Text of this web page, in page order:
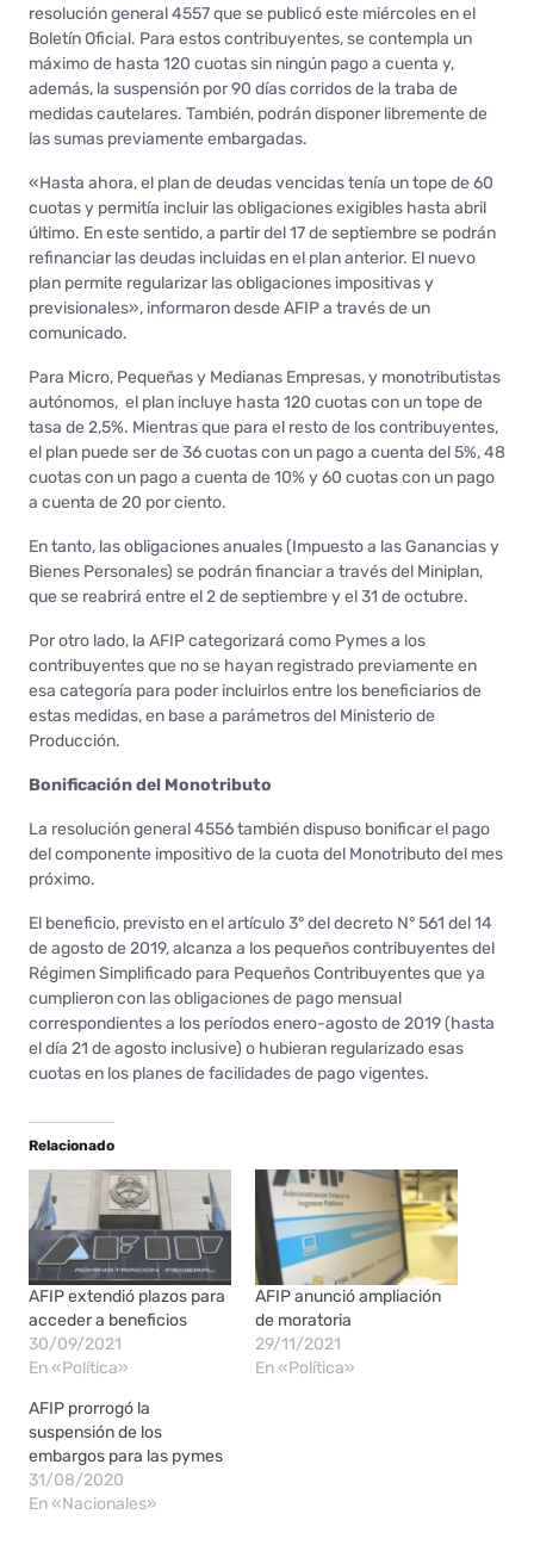
resolución general 4557 que se publicó este miércoles en el
Boletín Oficial. Para estos contribuyentes, se contempla un
máximo de hasta 120 cuotas sin ningún pago a cuenta y,
además, la suspensión por 90 días corridos de la traba de
medidas cautelares. También, podrán disponer libremente de
las sumas previamente embargadas.
«Hasta ahora, el plan de deudas vencidas tenía un tope de 60
cuotas y permitía incluir las obligaciones exigibles hasta abril
último. En este sentido, a partir del 17 de septiembre se podrán
refinanciar las deudas incluidas en el plan anterior. El nuevo
plan permite regularizar las obligaciones impositivas y
previsionales», informaron desde AFIP a través de un
comunicado.
Para Micro, Pequeñas y Medianas Empresas, y monotributistas
autónomos, el plan incluye hasta 120 cuotas con un tope de
tasa de 2,5%. Mientras que para el resto de los contribuyentes,
el plan puede ser de 36 cuotas con un pago a cuenta del 5%, 48
cuotas con un pago a cuenta de 10% y 60 cuotas con un pago
a cuenta de 20 por ciento.
En tanto, las obligaciones anuales (Impuesto a las Ganancias y
Bienes Personales) se podrán financiar a través del Miniplan,
que se reabrirá entre el 2 de septiembre y el 31 de octubre.
Por otro lado, la AFIP categorizará como Pymes a los
contribuyentes que no se hayan registrado previamente en
esa categoría para poder incluirlos entre los beneficiarios de
estas medidas, en base a parámetros del Ministerio de
Producción.
Bonificación del Monotributo
La resolución general 4556 también dispuso bonificar el pago
del componente impositivo de la cuota del Monotributo del mes
próximo.
El beneficio, previsto en el artículo 3° del decreto N° 561 del 14
de agosto de 2019, alcanza a los pequeños contribuyentes del
Régimen Simplificado para Pequeños Contribuyentes que ya
cumplieron con las obligaciones de pago mensual
correspondientes a los períodos enero-agosto de 2019 (hasta
el día 21 de agosto inclusive) o hubieran regularizado esas
cuotas en los planes de facilidades de pago vigentes.
Relacionado
AFIP extendió plazos para
acceder a beneficios
30/09/2021
En «Política»
AFIP anunció ampliación
de moratoria
29/11/2021
En «Política»
AFIP prorrogó la
suspensión de los
embargos para las pymes
31/08/2020
En «Nacionales»